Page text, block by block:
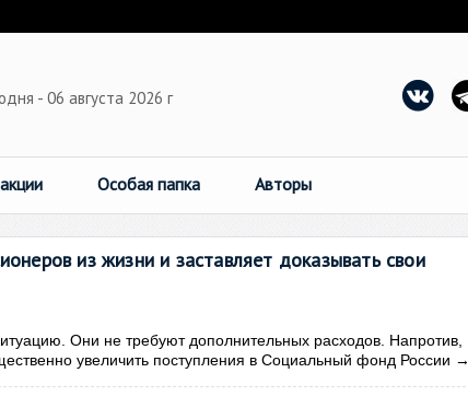
- 06 августа 2026 г
Особая папка Авторы
из жизни и заставляет доказывать свои
Они не требуют дополнительных расходов. Напротив,
увеличить поступления в Социальный фонд России →